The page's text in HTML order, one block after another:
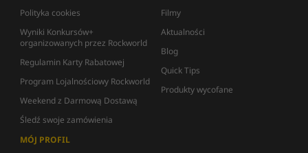
Polityka cookies
Wyniki Konkursów+
organizowanych przez Rockworld
Regulamin Karty Rabatowej
Program Lojalnościowy Rockworld
Weekend z Darmową Dostawą
Śledź swoje zamówienia
Filmy
Aktualności
Blog
Quick Tips
Produkty wycofane
MÓJ PROFIL